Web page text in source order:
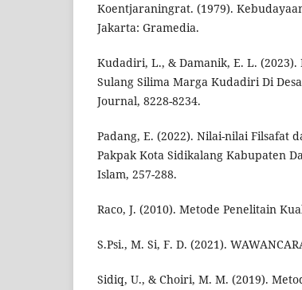
Koentjaraningrat. (1979).
Jakarta: Gramedia.
Kudadiri, L., & Damanik, E. L.
Sulang Silima Marga Kudadiri Di
Journal, 8228-8234.
Padang, E. (2022). Nilai-nilai Filsafat
Pakpak Kota Sidikalang Kabupaten
Islam, 257-288.
Raco, J. (2010). Metode Penelitain
S.Psi., M. Si, F. D. (2021).
Sidiq, U., & Choiri, M. M. (2019).